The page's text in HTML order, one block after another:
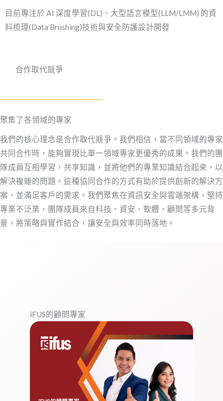
目前專注於 AI 深度學習(DL)、大型語言模型(LLM/LMM) 的資
料梳理(Data Brushing)技術與安全防護設計開發
合作取代競爭
聚集了各領域的專家
我們的核心理念是合作取代競爭。我們相信，當不同領域的專家
共同合作時，能夠實現比單一領域專家更優秀的成果。我們的團
隊成員互相學習，共享知識，並將他們的專業知識結合起來，以
解決複雜的問題。這種協同合作的方式有助於提供創新的解決方
案，並滿足客戶的需求。 我們聚焦在資訊安全與雲端架構，堅持
專業不泛業， 團隊成員來自科技、資安、軟體、顧問等多元背
景， 將策略與實作結合，讓安全與效率同時落地。
iFUS的顧問專家